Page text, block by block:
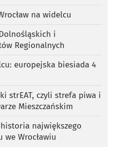
na widelcu
i
Regionalnych
europejska biesiada 4
strEAT, czyli strefa piwa i
Mieszczańskim
największego
Wrocławiu